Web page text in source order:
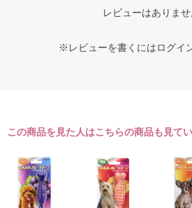
レビューはありませ
※レビューを書くにはログイ
この商品を見た人はこちらの商品も見て